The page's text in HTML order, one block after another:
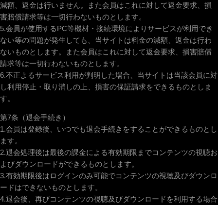
減額、返金は行いません。また会員はこれに対して返金要求、損
害賠償請求等は一切行わないものとします。
5.会員が使用するPC等機材・接続環境によりサービスが利用でき
ない等の問題が発生しても、当サイトは料金の減額、返金は行わ
ないものとします。また会員はこれに対して返金要求、損害賠償
請求等は一切行わないものとします。
6.不正よるサービス利用が判明した場合、当サイトは当該会員に対
し利用停止・取り消しの上、損害の保証請求をできるものとしま
す。
第7条（退会手続き）
1.会員は登録後、いつでも退会手続きをすることができるものとし
ます。
2.退会処理後は最後の課金による有効期限までコンテンツの視聴お
よびダウンロードができるものとします。
3.有効期限後はログインのみ可能でコンテンツの視聴及びダウンロ
ードはできないものとします。
4.退会後、再びコンテンツの視聴及びダウンロードを利用する場合